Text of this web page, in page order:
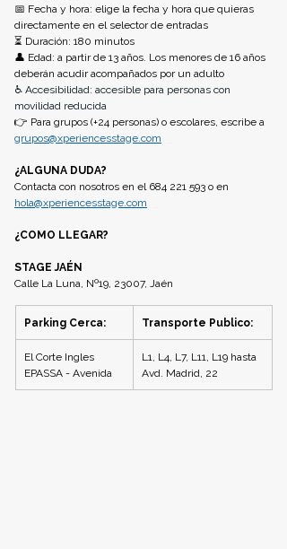
📅 Fecha y hora: elige la fecha y hora que quieras
directamente en el selector de entradas
⏳ Duración: 180 minutos
👤 Edad: a partir de 13 años. Los menores de 16 años
deberán acudir acompañados por un adulto
♿ Accesibilidad: accesible para personas con
movilidad reducida
👉 Para grupos (+24 personas) o escolares, escribe a
grupos@xperiencesstage.com
¿ALGUNA DUDA?
Contacta con nosotros en el 684 221 593 o en
hola@xperiencesstage.com
¿COMO LLEGAR?
STAGE JAÉN
Calle La Luna, Nº19, 23007, Jaén
Parking Cerca: Transporte Publico:
El Corte Ingles
EPASSA - Avenida
L1, L4, L7, L11, L19 hasta
Avd. Madrid, 22